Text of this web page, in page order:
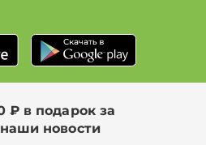
₽ в подарок за
новости